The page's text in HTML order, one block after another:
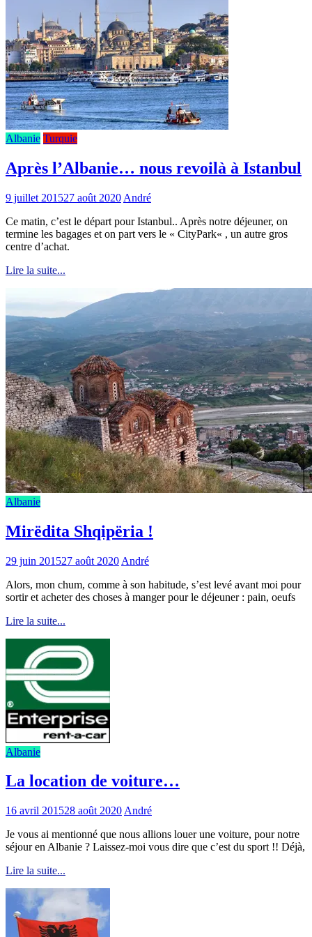
Albanie Turquie
Après l’Albanie… nous revoilà à Istanbul
9 juillet 201527 août 2020 André
Ce matin, c’est le départ pour Istanbul.. Après notre déjeuner, on
termine les bagages et on part vers le « CityPark« , un autre gros
centre d’achat.
Lire la suite...
Albanie
Mirëdita Shqipëria !
29 juin 201527 août 2020 André
Alors, mon chum, comme à son habitude, s’est levé avant moi pour
sortir et acheter des choses à manger pour le déjeuner : pain, oeufs
Lire la suite...
Albanie
La location de voiture…
16 avril 201528 août 2020 André
Je vous ai mentionné que nous allions louer une voiture, pour notre
séjour en Albanie ? Laissez-moi vous dire que c’est du sport !! Déjà,
Lire la suite...